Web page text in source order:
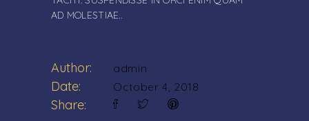
AD MOLESTIAE..
Author: admin
Date: October 4, 2018
Share: